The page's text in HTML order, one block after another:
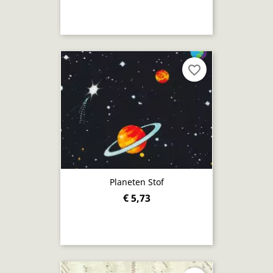
Planeten Stof
€ 5,73
favorite_border